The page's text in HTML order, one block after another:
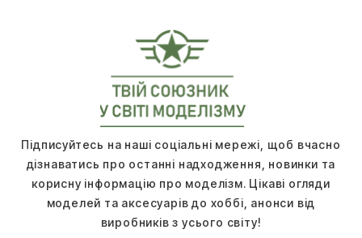
Підписуйтесь на наші соціальні мережі, щоб вчасно
дізнаватись про останні надходження, новинки та
корисну інформацію про моделізм. Цікаві огляди
моделей та аксесуарів до хоббі, анонси від
виробників з усього світу!